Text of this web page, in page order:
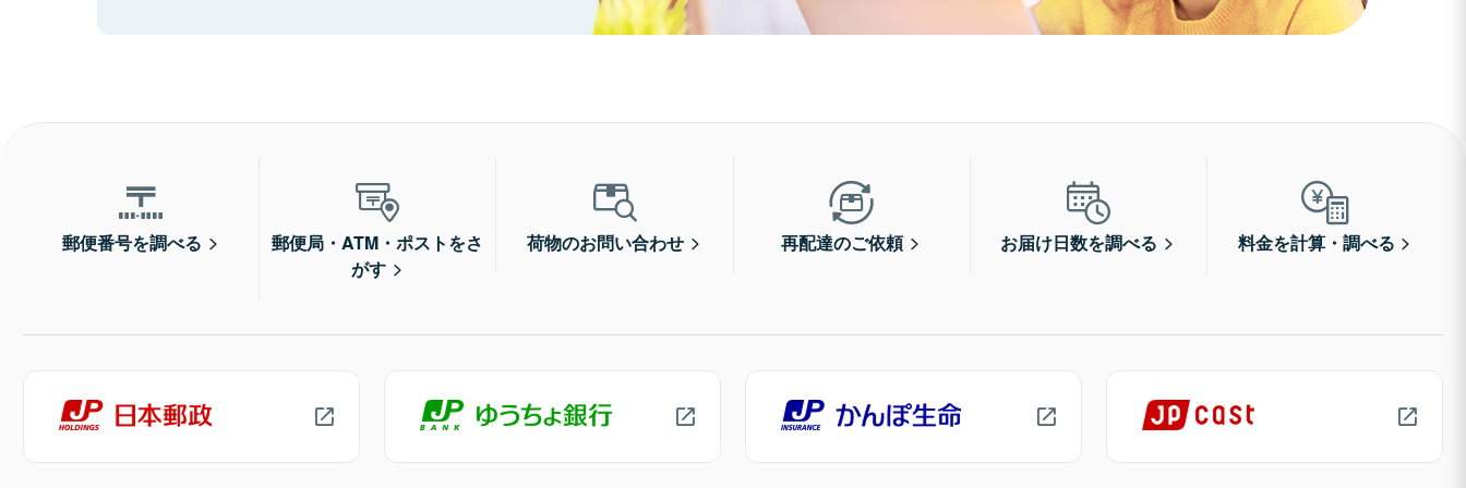
郵便番号を調べる
郵便局・ATM・ポストをさ
がす
荷物のお問い合わせ 再配達のご依頼 お届け日数を調べる 料金を計算・調べる